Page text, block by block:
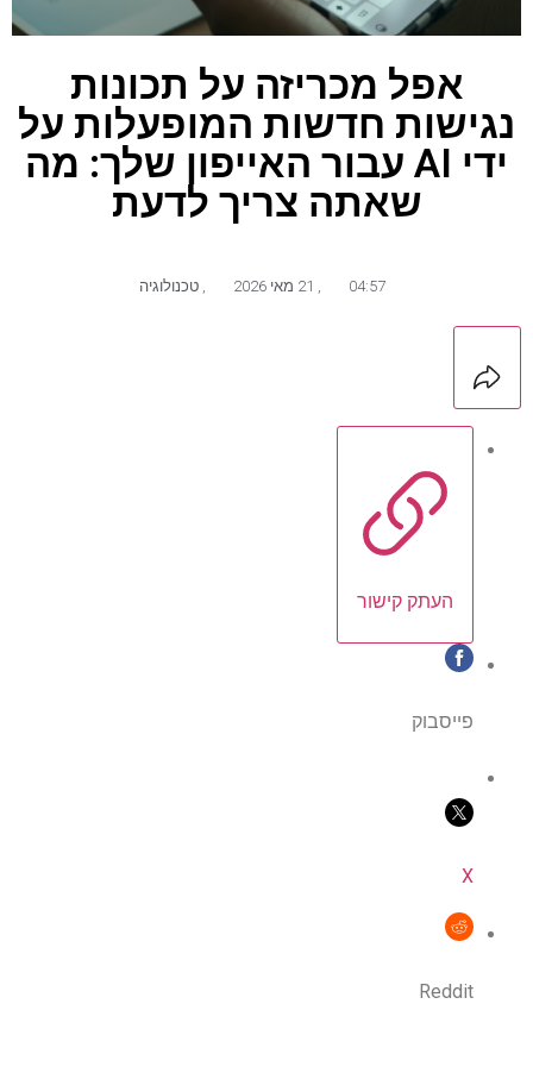
אפל מכריזה על תכונות
נגישות חדשות המופעלות על
ידי AI עבור האייפון שלך: מה
שאתה צריך לדעת
04:57 טכנולוגיה
העתק קישור
פייסבוק
X
Reddit